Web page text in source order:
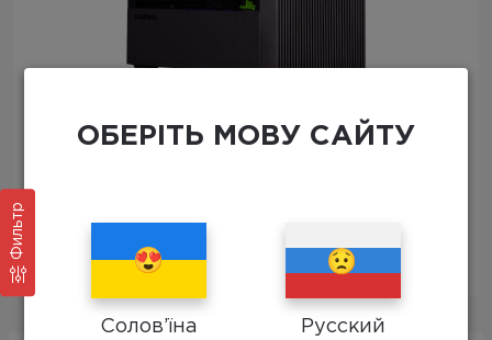
Фильтр 39827 грн
ОБЕРІТЬ МОВУ САЙТУ
Солов’їна Русский